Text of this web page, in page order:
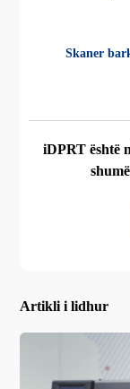
Skaner
iDPRT është
Artikli i lidhur